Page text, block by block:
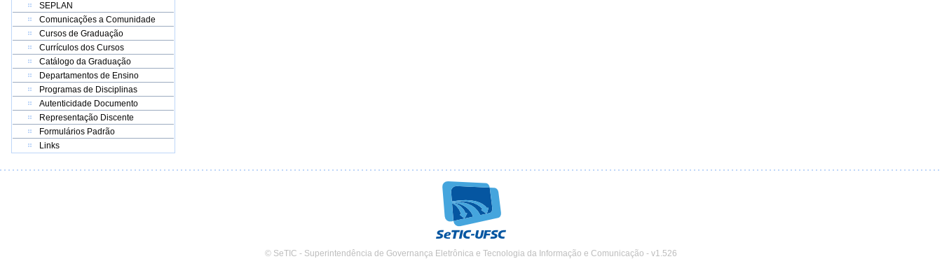
SEPLAN
Comunicações a Comunidade
Cursos de Graduação
Currículos dos Cursos
Catálogo da Graduação
Departamentos de Ensino
Programas de Disciplinas
Autenticidade Documento
Representação Discente
Formulários Padrão
Links
© SeTIC - Superintendência de Governança Eletrônica e Tecnologia da Informação e Comunicação - v1.526